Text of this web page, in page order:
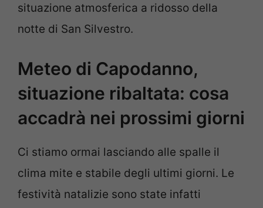
situazione atmosferica a ridosso della
notte di San Silvestro.
Meteo di Capodanno,
situazione ribaltata: cosa
accadrà nei prossimi giorni
Ci stiamo ormai lasciando alle spalle il
clima mite e stabile degli ultimi giorni. Le
festività natalizie sono state infatti